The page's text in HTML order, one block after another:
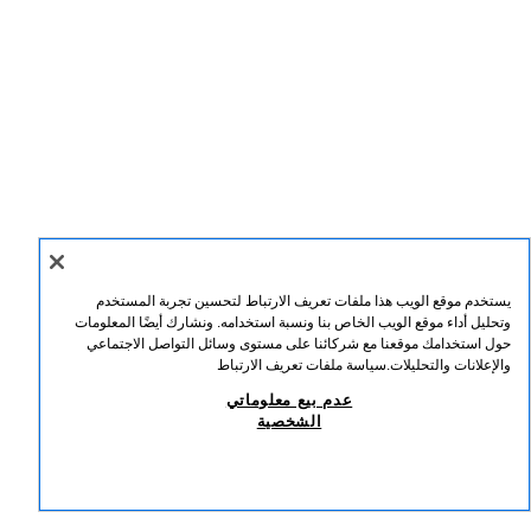
يستخدم موقع الويب هذا ملفات تعريف الارتباط لتحسين تجربة المستخدم
وتحليل أداء موقع الويب الخاص بنا ونسبة استخدامه. ونشارك أيضًا المعلومات
حول استخدامك موقعنا مع شركائنا على مستوى وسائل التواصل الاجتماعي
والإعلانات والتحليلات.سياسة ملفات تعريف الارتباط
عدم بيع معلوماتي
الشخصية